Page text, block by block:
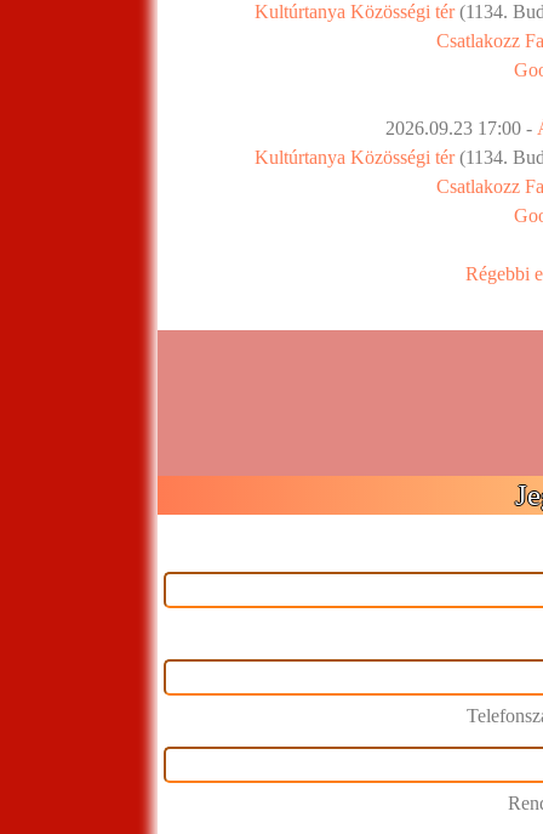
Kultúrtanya Közösségi tér(1134.
Csatlakozz
2026.09.23 17:00 -
Kultúrtanya Közösségi tér(1134.
Csatlakozz
Régebbi